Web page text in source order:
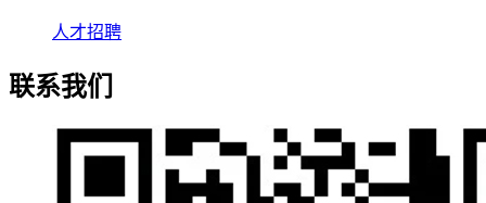
人才招聘
联系我们